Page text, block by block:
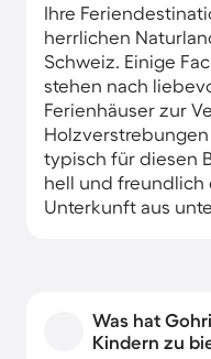
Ihre
herrlichen
Schweiz. Einige
stehen nach
Ferienhäuser zur
typisch für diesen
hell und freundlich
Unterkunft aus
Was hat
Kindern zu